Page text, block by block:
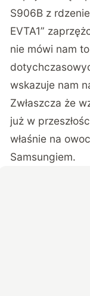
S906B z
EVTA1”
nie mówi nam
wskazuje nam
Zwłaszcza że
już w
właśnie na
Samsungiem.